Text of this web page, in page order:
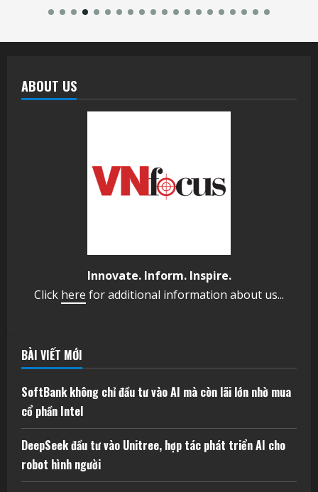
ABOUT US
Innovate. Inform. Inspire.
Click here for additional information about us...
BÀI VIẾT MỚI
SoftBank không chỉ đầu tư vào AI mà còn lãi lớn nhờ mua
cổ phần Intel
DeepSeek đầu tư vào Unitree, hợp tác phát triển AI cho
robot hình người